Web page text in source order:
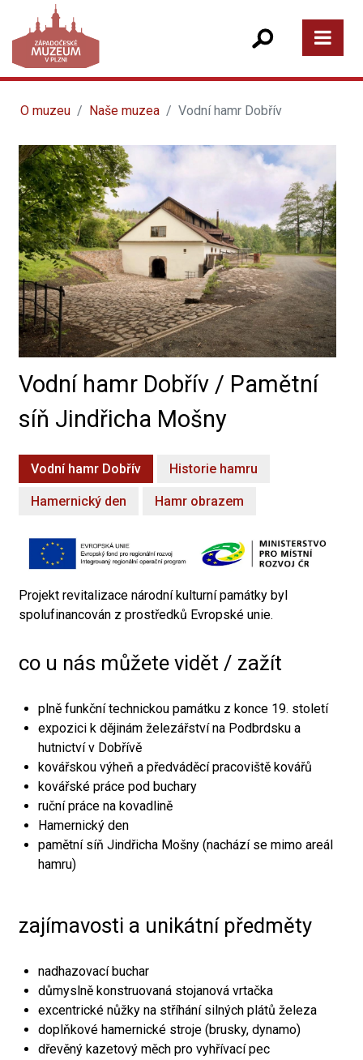
O muzeu Naše muzea Vodní hamr Dobřív
Vodní hamr Dobřív / Pamětní
síň Jindřicha Mošny
Vodní hamr Dobřív Historie hamru
Hamernický den Hamr obrazem
Projekt revitalizace národní kulturní památky byl
spolufinancován z prostředků Evropské unie.
co u nás můžete vidět / zažít
plně funkční technickou památku z konce 19. století
expozici k dějinám železářství na Podbrdsku a
hutnictví v Dobřívě
kovářskou výheň a předváděcí pracoviště kovářů
kovářské práce pod buchary
ruční práce na kovadlině
Hamernický den
pamětní síň Jindřicha Mošny (nachází se mimo areál
hamru)
zajímavosti a unikátní předměty
nadhazovací buchar
důmyslně konstruovaná stojanová vrtačka
excentrické nůžky na stříhání silných plátů železa
doplňkové hamernické stroje (brusky, dynamo)
dřevěný kazetový měch pro vyhřívací pec